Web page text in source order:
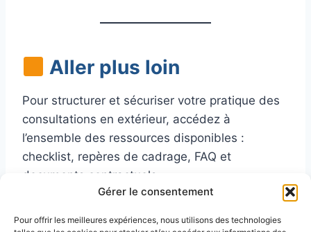
Gérer le consentement
Pour offrir les meilleures expériences, nous utilisons des technologies
Aller plus loin
Pour structurer et sécuriser votre pratique des
consultations en extérieur, accédez à
l’ensemble des ressources disponibles :
checklist, repères de cadrage, FAQ et
documents contractuels.
Voir toutes les ressources